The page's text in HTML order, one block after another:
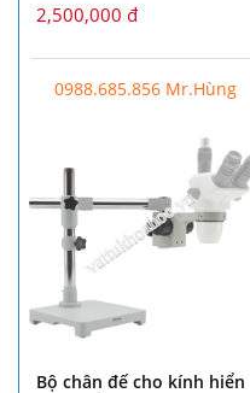
2,500,000 đ
0988.685.856 Mr.Hùng
Bộ chân đế cho kính hiển